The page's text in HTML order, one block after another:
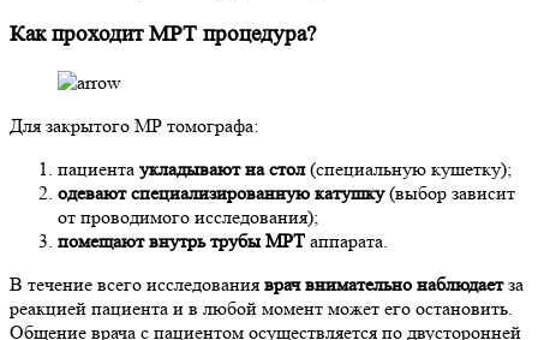
Как проходит МРТ процедура?
Для закрытого МР томографа:
пациента укладывают на стол(специальную кушетку);
одевают специализированную катушку(выбор зависит
от проводимого исследования);
помещают внутрь трубы МРТ аппарата.
В течение всего исследования врач внимательно наблюдаетза
реакцией пациента и в любой момент может его остановить.
Общение врача с пациентом осуществляется по двусторонней